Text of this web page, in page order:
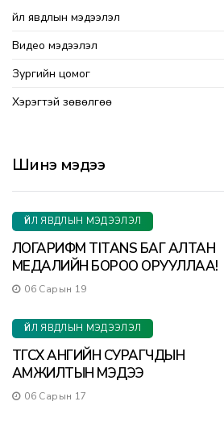
Үйл явдлын мэдээлэл
Видео мэдээлэл
Зургийн цомог
Хэрэгтэй зөвөлгөө
Шинэ мэдээ
ҮЙЛ ЯВДЛЫН МЭДЭЭЛЭЛ
ЛОГАРИФМ TITANS БАГ АЛТАН
МЕДАЛИЙН БОРОО ОРУУЛЛАА!
06 Сарын 19
ҮЙЛ ЯВДЛЫН МЭДЭЭЛЭЛ
ТӨГСӨХ АНГИЙН СУРАГЧДЫН
АМЖИЛТЫН МЭДЭЭ
06 Сарын 17